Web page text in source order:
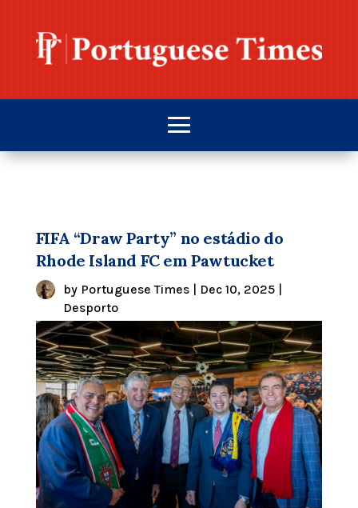
FIFA “Draw Party” no estádio do
Rhode Island FC em Pawtucket
by Portuguese Times| Dec 10, 2025|
Desporto